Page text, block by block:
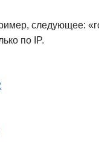
следующее:
по IP.